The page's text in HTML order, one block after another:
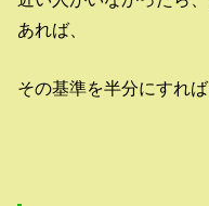
あれば、
その基準を半分にすれ